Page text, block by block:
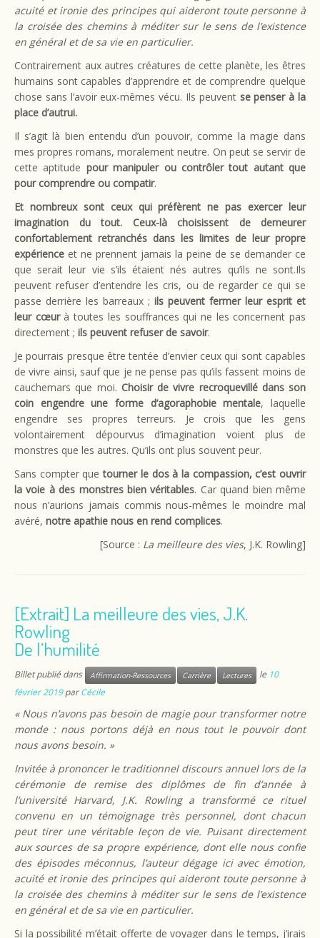
acuité et ironie des principes qui aideront toute personne à
la croisée des chemins à méditer sur le sens de l’existence
en général et de sa vie en particulier.
Contrairement aux autres créatures de cette planète, les êtres
humains sont capables d’apprendre et de comprendre quelque
chose sans l’avoir eux-mêmes vécu. Ils peuvent se penser à la
place d’autrui.
Il s’agit là bien entendu d’un pouvoir, comme la magie dans
mes propres romans, moralement neutre. On peut se servir de
cette aptitude pour manipuler ou contrôler tout autant que
pour comprendre ou compatir.
Et nombreux sont ceux qui préfèrent ne pas exercer leur
imagination du tout. Ceux-là choisissent de demeurer
confortablement retranchés dans les limites de leur propre
expérience et ne prennent jamais la peine de se demander ce
que serait leur vie s’ils étaient nés autres qu’ils ne sont.Ils
peuvent refuser d’entendre les cris, ou de regarder ce qui se
passe derrière les barreaux ; ils peuvent fermer leur esprit et
leur cœurà toutes les souffrances qui ne les concernent pas
directement ; ils peuvent refuser de savoir.
Je pourrais presque être tentée d’envier ceux qui sont capables
de vivre ainsi, sauf que je ne pense pas qu’ils fassent moins de
cauchemars que moi. Choisir de vivre recroquevillé dans son
coin engendre une forme d’agoraphobie mentale, laquelle
engendre ses propres terreurs. Je crois que les gens
volontairement dépourvus d’imagination voient plus de
monstres que les autres. Qu’ils ont plus souvent peur.
Sans compter quetourner le dos à la compassion, c’est ouvrir
la voie à des monstres bien véritables. Car quand bien même
nous n’aurions jamais commis nous-mêmes le moindre mal
avéré, notre apathie nous en rend complices.
[Source : La meilleure des vies, J.K. Rowling]
[Extrait] La meilleure des vies, J.K.
Rowling
De l’humilité
Billet publié dans Affirmation-Ressources Carrière Lectures le 10
février 2019 parCécile
« Nous n’avons pas besoin de magie pour transformer notre
monde : nous portons déjà en nous tout le pouvoir dont
nous avons besoin. »
Invitée à prononcer le traditionnel discours annuel lors de la
cérémonie de remise des diplômes de fin d’année à
l’université Harvard, J.K. Rowling a transformé ce rituel
convenu en un témoignage très personnel, dont chacun
peut tirer une véritable leçon de vie. Puisant directement
aux sources de sa propre expérience, dont elle nous confie
des épisodes méconnus, l’auteur dégage ici avec émotion,
acuité et ironie des principes qui aideront toute personne à
la croisée des chemins à méditer sur le sens de l’existence
en général et de sa vie en particulier.
Si la possibilité m’était offerte de voyager dans le temps, j’irais